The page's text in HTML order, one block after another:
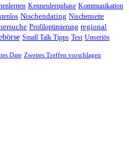
Kennenlernphase Kommunikation
Nischendating Nischenseite
Profiloptimierung regional
Small Talk Tipps Test Unseriös
Date Zweites Treffen vorschlagen